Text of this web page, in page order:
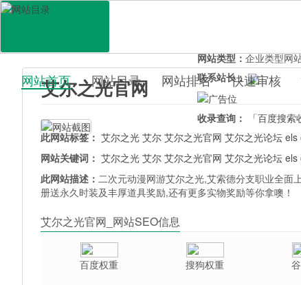
百科目录
网站首页 网站目录 网站排名 快速审核
艾尔之光官网
网站类型：企业类型网
联系站长：
收录查询： 「百度搜索
此网站标签： 艾尔之光 艾尔 艾尔之光官网 艾尔之光论坛 els
网站关键词： 艾尔之光 艾尔 艾尔之光官网 艾尔之光论坛 els
此网站描述： 二次元动漫网游艾尔之光,艾索德分支职业全
册送永久时装及丰厚道具奖励,还有更多实物奖励等你拿噢！
艾尔之光官网_网站SEO信息
百度权重 搜狗权重